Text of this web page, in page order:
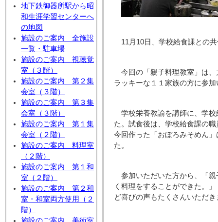
地下鉄御器所駅から昭
和生涯学習センターへ
の地図
施設のご案内 全施設
一覧・駐車場
施設のご案内 視聴覚
室（３階）
施設のご案内 第２集
会室（３階）
施設のご案内 第３集
会室（３階）
施設のご案内 第１集
会室（２階）
施設のご案内 料理室
（２階）
施設のご案内 第１和
室（２階）
施設のご案内 第２和
室・和室両方使用（２
階）
11月10日、学校給食課との
今回の「親子料理教室」は
ラッキーな１１家族の方に参
学校栄養教諭を講師に、学
た。試食後は、学校給食課の
今回作った「おぼろみそめん
た。
参加いただいた方から、「
く料理をすることができた。
ど喜びの声もたくさんいただ